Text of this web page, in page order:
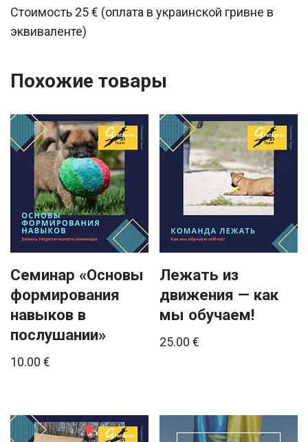
Стоимость 25 € (оплата в украинской гривне в
эквиваленте)
Похожие товары
Семинар «Основы
формирования
навыков в
послушании»
10.00 €
Лежать из
движения — как
мы обучаем!
25.00€